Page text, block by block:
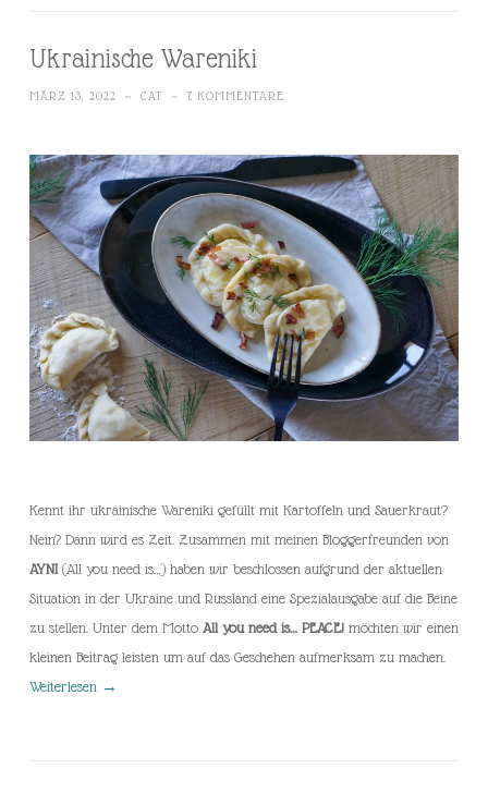
Ukrainische Wareniki
MÄRZ 13, 2022 ~ CAT ~ 7 KOMMENTARE
Kennt ihr ukrainische Wareniki gefüllt mit Kartoffeln und Sauerkraut?
Nein? Dann wird es Zeit. Zusammen mit meinen Bloggerfreunden von
AYNI(All you need is…) haben wir beschlossen aufgrund der aktuellen
Situation in der Ukraine und Russland eine Spezialausgabe auf die Beine
zu stellen. Unter dem Motto All you need is… PEACE! möchten wir einen
kleinen Beitrag leisten um auf das Geschehen aufmerksam zu machen.
Weiterlesen →